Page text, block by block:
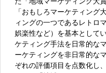
「おもしろマーケティング
ィングの一つであるレトロ
娯楽性など）を基本として
ケティング手法を日常的な
ーケティングを非日常的な
ぞれの評価項目を点数化し